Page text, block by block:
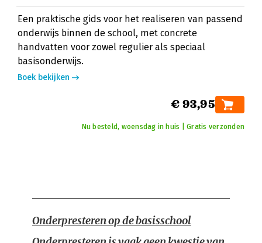
Een praktische gids voor het realiseren van passend
onderwijs binnen de school, met concrete
handvatten voor zowel regulier als speciaal
basisonderwijs.
Boek bekijken
€ 93,95
Nu besteld, woensdag in huis | Gratis verzonden
Onderpresteren op de basisschool